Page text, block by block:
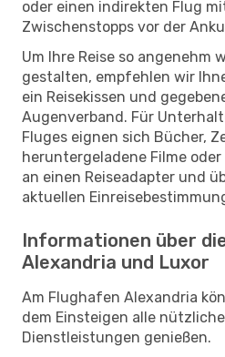
oder einen indirekten Flug
Zwischenstopps vor der
Um Ihre Reise so angenehm
gestalten, empfehlen wir
ein Reisekissen und
Augenverband. Für
Fluges eignen sich Bücher,
heruntergeladene Filme oder
an einen Reiseadapter und
aktuellen
Informationen über
Alexandria und Luxor
Am Flughafen Alexandria
dem Einsteigen alle
Dienstleistungen genießen.